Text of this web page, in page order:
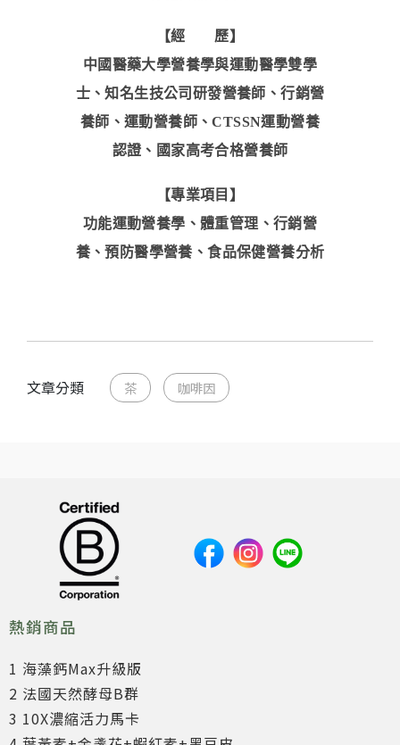
【經 歷】
中國醫藥大學營養學與運動醫學雙學
士、知名生技公司研發營養師、行銷營
養師、運動營養師、CTSSN運動營養
認證、國家高考合格營養師
【專業項目】
功能運動營養學、體重管理、行銷營
養、預防醫學營養、食品保健營養分析
文章分類 茶 咖啡因
熱銷商品
1 海藻鈣Max升級版
2 法國天然酵母B群
3 10X濃縮活力馬卡